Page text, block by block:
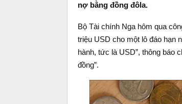
nợ bằng đồng đôla.
Bộ Tài chính Nga hôm qua
triệu USD cho một lô đáo hạn
hành, tức là USD”, thông báo
đồng”.